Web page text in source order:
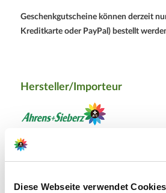
Diese Webseite verwendet Cookies
Geschenkgutscheine können derzeit
Kreditkarte oder PayPal) bestellt
Hersteller/Importeur
Ahrens+Sieberz GmbH &
53721 Siegburg